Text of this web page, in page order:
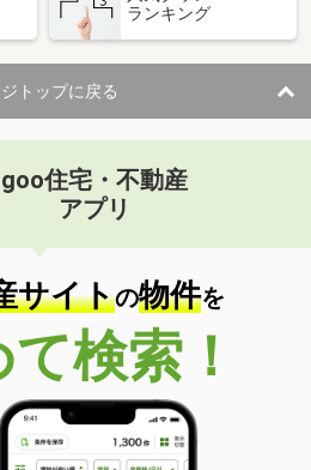
ランキング
トップに戻る
goo住宅・不動産
アプリ
サイトの物件を
検索！